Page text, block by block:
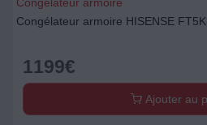
Congélateur armoire HISENSE
1199€
Ajouter au